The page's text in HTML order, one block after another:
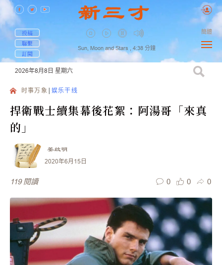
投稿
聯繫
訂閱
Sun, Moon and Stars , 4:38 分鐘
簡體
2026年8月8日 星期六
时事万象 娱乐干线
捍衛戰士續集幕後花絮：阿湯哥「來真
的」
姜啟明
2020年6月15日
119 閱讀 0 0 0